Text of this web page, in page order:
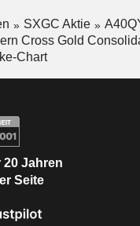
SXGC Aktie
Cross Gold
Chart
20 Jahren
Seite